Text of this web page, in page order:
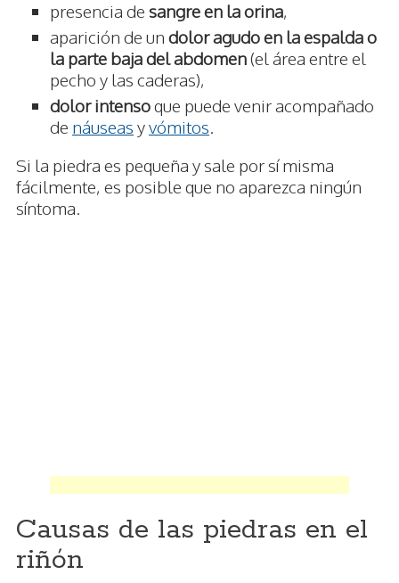
presencia de sangre en la orina,
aparición de un dolor agudo en la espalda o
la parte baja del abdomen(el área entre el
pecho y las caderas),
dolor intensoque puede venir acompañado
de náuseas yvómitos
Si la piedra es pequeña y sale por sí misma
fácilmente, es posible que no aparezca ningún
síntoma.
Causas de las piedras en el
riñón